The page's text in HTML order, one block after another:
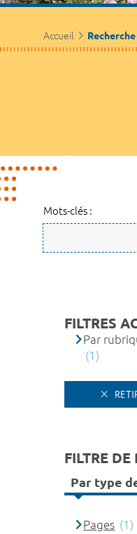
Accueil
Mots-clés :
FILTRES
Par
(1)
FILTRE DE
Par type
Pages (1)